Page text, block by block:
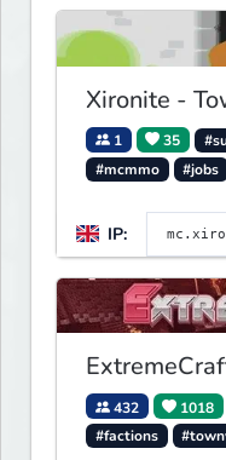
Xironite -
1 35
#mcmmo
#jobs
IP:
432 1018
#factions